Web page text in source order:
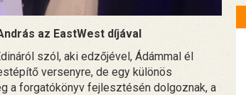
az EastWest díjával
szól, aki edzőjével, Ádámmal él
versenyre, de egy különös
a forgatókönyv fejlesztésén dolgoznak, a